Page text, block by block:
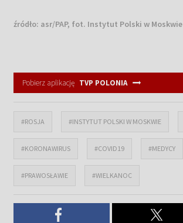
źródło: asr/PAP, fot. Instytut Polski w Moskwie
Pobierz aplikację TVP POLONIA
#ROSJA #INSTYTUT POLSKI W MOSKWIE
#KORONAWIRUS #COVID19 #MEDYCY
#PRAWOSŁAWIE #WIELKANOC